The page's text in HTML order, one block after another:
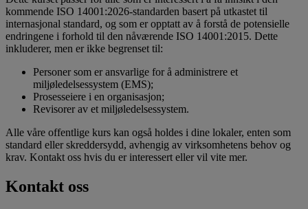
kommende ISO 14001:2026-standarden basert på utkastet til
internasjonal standard, og som er opptatt av å forstå de potensielle
endringene i forhold til den nåværende ISO 14001:2015. Dette
inkluderer, men er ikke begrenset til:
Personer som er ansvarlige for å administrere et
miljøledelsessystem (EMS);
Prosesseiere i en organisasjon;
Revisorer av et miljøledelsessystem.
Alle våre offentlige kurs kan også holdes i dine lokaler, enten som
standard eller skreddersydd, avhengig av virksomhetens behov og
krav. Kontakt oss hvis du er interessert eller vil vite mer.
Kontakt oss